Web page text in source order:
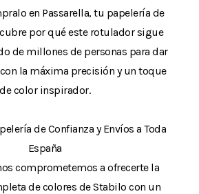
en Passarella, tu papelería de
por qué este rotulador sigue
de millones de personas para dar
la máxima precisión y un toque
de color inspirador.
de Confianza y Envíos a Toda
España
comprometemos a ofrecerte la
de colores de Stabilo con un